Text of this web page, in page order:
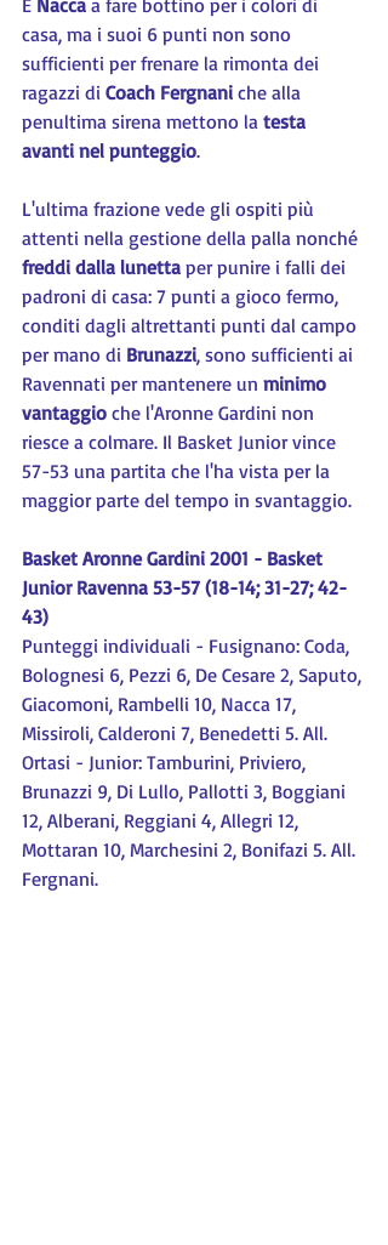
È Nacca a fare bottino per i colori di
casa, ma i suoi 6 punti non sono
sufficienti per frenare la rimonta dei
ragazzi di Coach Fergnani che alla
penultima sirena mettono la testa
avanti nel punteggio.
L'ultima frazione vede gli ospiti più
attenti nella gestione della palla nonché
freddi dalla lunetta per punire i falli dei
padroni di casa: 7 punti a gioco fermo,
conditi dagli altrettanti punti dal campo
per mano di Brunazzi, sono sufficienti ai
Ravennati per mantenere un minimo
vantaggio che l'Aronne Gardini non
riesce a colmare. Il Basket Junior vince
57-53 una partita che l'ha vista per la
maggior parte del tempo in svantaggio.
Basket Aronne Gardini 2001 - Basket
Junior Ravenna 53-57 (18-14; 31-27; 42-
43)
Punteggi individuali - Fusignano: Coda,
Bolognesi 6, Pezzi 6, De Cesare 2, Saputo,
Giacomoni, Rambelli 10, Nacca 17,
Missiroli, Calderoni 7, Benedetti 5. All.
Ortasi - Junior: Tamburini, Priviero,
Brunazzi 9, Di Lullo, Pallotti 3, Boggiani
12, Alberani, Reggiani 4, Allegri 12,
Mottaran 10, Marchesini 2, Bonifazi 5. All.
Fergnani.